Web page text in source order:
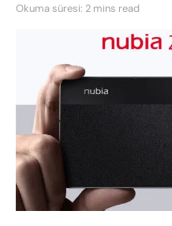
Okuma süresi: 2 mins read